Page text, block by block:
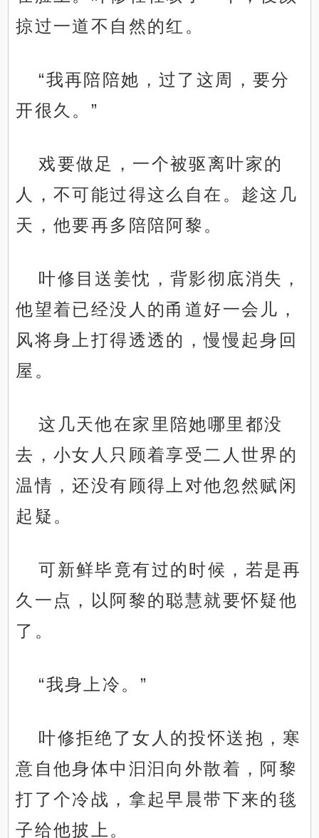
掠过一道不自然的红。
“我再陪陪她，过了这周，要分
开很久。”
戏要做足，一个被驱离叶家的
人，不可能过得这么自在。趁这几
天，他要再多陪陪阿黎。
叶修目送姜忱，背影彻底消失，
他望着已经没人的甬道好一会儿，
风将身上打得透透的，慢慢起身回
屋。
这几天他在家里陪她哪里都没
去，小女人只顾着享受二人世界的
温情，还没有顾得上对他忽然赋闲
起疑。
可新鲜毕竟有过的时候，若是再
久一点，以阿黎的聪慧就要怀疑他
了。
“我身上冷。”
叶修拒绝了女人的投怀送抱，寒
意自他身体中汩汩向外散着，阿黎
打了个冷战，拿起早晨带下来的毯
子给他披上。